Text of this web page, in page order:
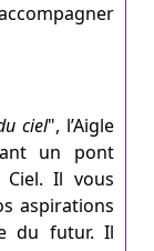
ciel", l’Aigle
un pont
Il vous
aspirations
du futur. Il